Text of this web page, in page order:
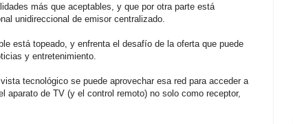
más que aceptables, y que por otra parte está
unidireccional de emisor centralizado.
está topeado, y enfrenta el desafío de la oferta que puede
y entretenimiento.
tecnológico se puede aprovechar esa red para acceder a
aparato de TV (y el control remoto) no solo como receptor,